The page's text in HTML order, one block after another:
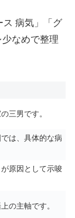
ス 病気」「グ
なめで整理
三男です。
は、具体的な病
原因として示唆
の主軸です。